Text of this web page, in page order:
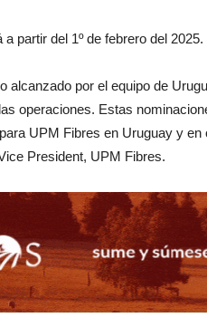
partir del 1º de febrero del 2025.
alcanzado por el equipo de
operaciones. Estas
UPM Fibres en Uruguay y
President, UPM Fibres.